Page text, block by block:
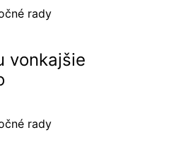
rady
vonkajšie
rady